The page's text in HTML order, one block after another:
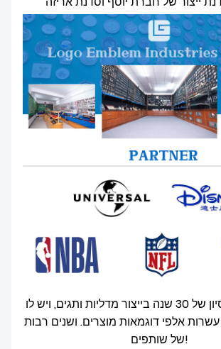
לג'וזף מתכת ניסיון של 30 שנה בייצור מדליות ותגים, ויש לו
אלפי דוגמאות מוצרים. ושנים רבות
של שותפים!